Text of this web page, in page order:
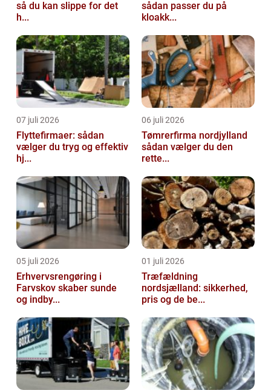
så du kan slippe for det
h...
sådan passer du på
kloakk...
07 juli 2026
Flyttefirmaer: sådan
vælger du tryg og effektiv
hj...
06 juli 2026
Tømrerfirma nordjylland
sådan vælger du den
rette...
05 juli 2026
Erhvervsrengøring i
Farvskov skaber sunde
og indby...
01 juli 2026
Træfældning
nordsjælland: sikkerhed,
pris og de be...